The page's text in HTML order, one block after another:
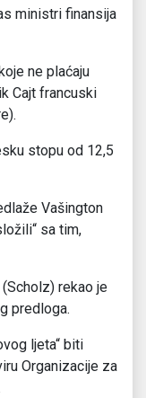
ministri finansija
ne plaćaju
Cajt francuski
stopu od 12,5
Vašington
sa tim,
rekao je
predloga.
ljeta“ biti
Organizacije za